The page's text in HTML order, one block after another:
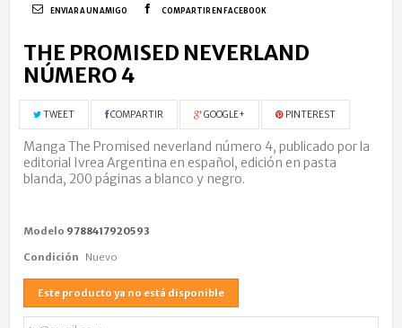
ENVIAR A UN AMIGO COMPARTIR EN FACEBOOK
THE PROMISED NEVERLAND
NÚMERO 4
TWEET COMPARTIR GOOGLE+ PINTEREST
Manga The Promised neverland número 4, publicado por la
editorial Ivrea Argentina en español, edición en pasta
blanda, 200 páginas a blanco y negro.
Modelo 9788417920593
Condición Nuevo
Este producto ya no está disponible